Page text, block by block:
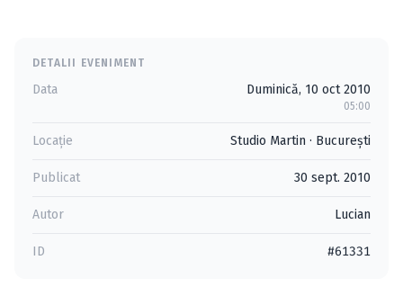
DETALII EVENIMENT
Data Duminică, 10 oct 2010
05:00
Locație Studio Martin · Bucureşti
Publicat 30 sept. 2010
Autor Lucian
ID #61331